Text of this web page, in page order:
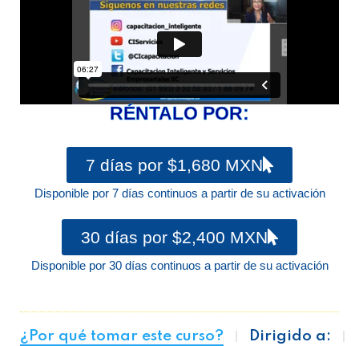
RÉNTALO POR:
7 días por $1,680 MXN
Disponible por 7 días continuos a partir de su activación
30 días por $2,400 MXN
Disponible por 30 días continuos a partir de su activación
¿Por qué tomar este curso?
Dirigido a: